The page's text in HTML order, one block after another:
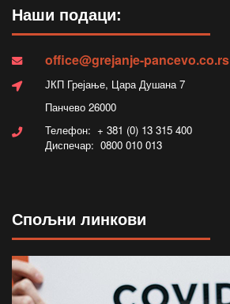
Наши подаци:
office@grejanje-pancevo.co.rs
ЈКП Грејање, Цара Душана 7
Панчево 26000
Телефон: + 381 (0) 13 315 400
Диспечар: 0800 010 013
Спољни линкови